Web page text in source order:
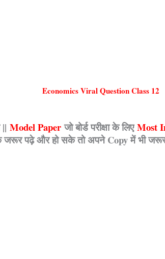
Economics Viral Question Class 12
Model Paperजो बोर्ड परीक्षा के लिएMost
पढ़े और हो सके तो अपने Copy में भी